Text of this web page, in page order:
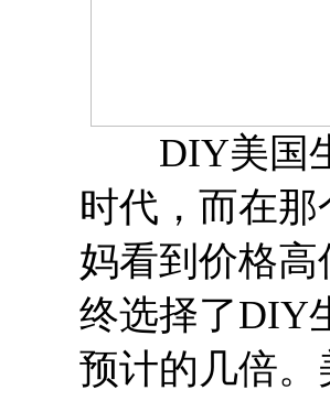
DIY美国生
时代，而在
妈看到价格
终选择了DIY
预计的几倍